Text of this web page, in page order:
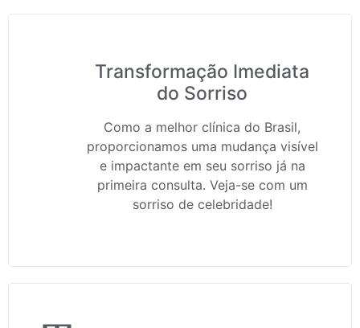
Transformação Imediata
do Sorriso
Como a melhor clínica do Brasil,
proporcionamos uma mudança visível
e impactante em seu sorriso já na
primeira consulta. Veja-se com um
sorriso de celebridade!